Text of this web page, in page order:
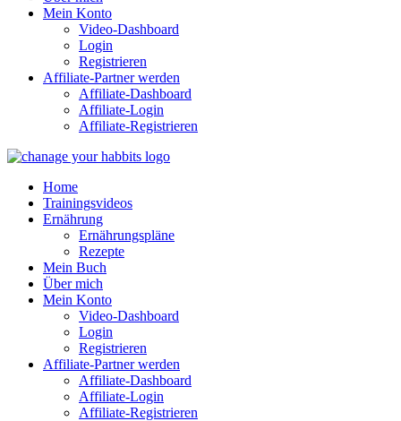
Mein Konto
Video-Dashboard
Login
Registrieren
Affiliate-Partner werden
Affiliate-Dashboard
Affiliate-Login
Affiliate-Registrieren
Home
Trainingsvideos
Ernährung
Ernährungspläne
Rezepte
Mein Buch
Über mich
Mein Konto
Video-Dashboard
Login
Registrieren
Affiliate-Partner werden
Affiliate-Dashboard
Affiliate-Login
Affiliate-Registrieren